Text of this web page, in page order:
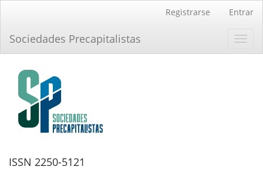
principal
Barra
Registrarse Entrar
Sociedades Precapitalistas
ISSN 2250-5121